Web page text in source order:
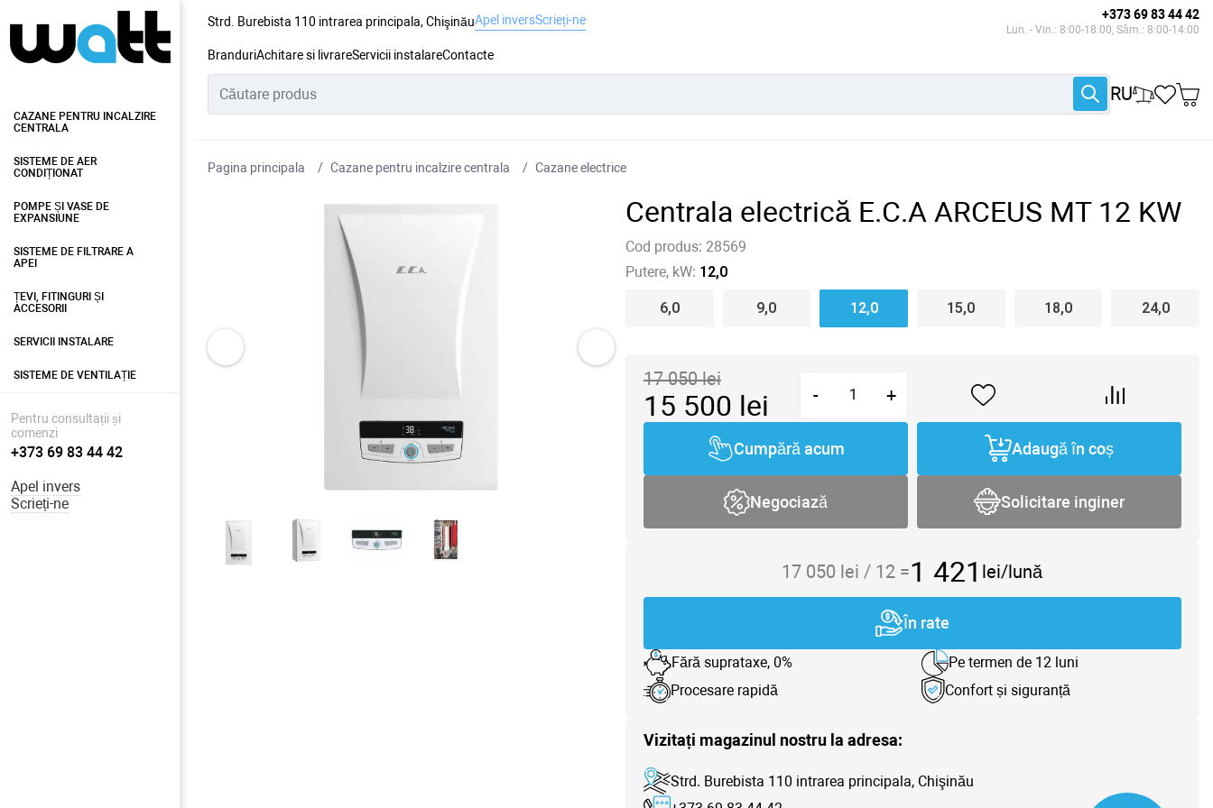
Strd. Burebista 110 intrarea principala, ChişinăuApel inversScrieți-ne +373 69 83 44 42
Lun. - Vin.: 8:00-18:00, Sâm.: 8:00-14:00
BranduriAchitare si livrareServicii instalareContacte
RU
CAZANE PENTRU INCALZIRE
CENTRALA
SISTEME DE AER
CONDIȚIONAT
POMPE ȘI VASE DE
EXPANSIUNE
SISTEME DE FILTRARE A
APEI
ȚEVI, FITINGURI ȘI
ACCESORII
SERVICII INSTALARE
SISTEME DE VENTILAȚIE
Pentru consultații și
comenzi
+373 69 83 44 42
Apel invers
Scrieți-ne
Pagina principala Cazane pentru incalzire centrala Cazane electrice
Centrala electrică E.C.A ARCEUS MT 12 KW
Cod produs: 28569
Putere, kW: 12,0
6,0 9,0 12,0 15,0 18,0 24,0
17 050lei
15 500 lei - +
Cumpără acum Adaugă în coș
Negociază Solicitare inginer
17 050 lei / 12 =1 421 lei/lună
În rate
Fără suprataxe, 0%
Pe termen de 12 luni
Procesare rapidă
Confort și siguranță
Vizitați magazinul nostru la adresa:
Strd. Burebista 110 intrarea principala, Chişinău